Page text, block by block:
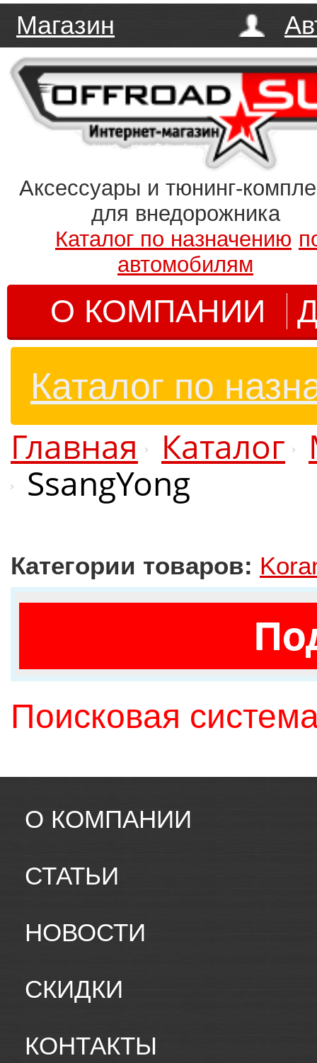
Магазин
Аксессуары и тюнинг-
для внедорожника
Каталог по назначению
автомобилям
О КОМПАНИИ
Каталог по
Главная Каталог
SsangYong
Категории товаров:
Поисковая
О КОМПАНИИ
СТАТЬИ
НОВОСТИ
СКИДКИ
КОНТАКТЫ